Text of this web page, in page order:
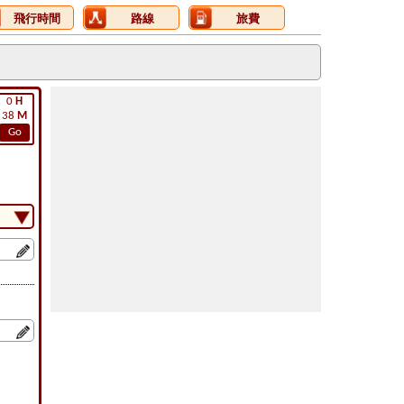
飛行時間 路線 旅費
0 H
38 M
Go